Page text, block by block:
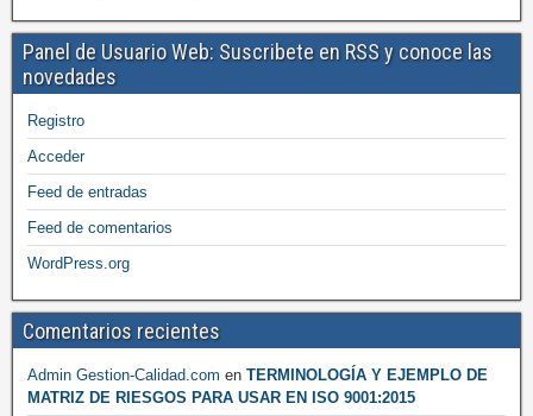
Panel de Usuario Web: Suscribete en RSS y conoce las
novedades
Registro
Acceder
Feed de entradas
Feed de comentarios
WordPress.org
Comentarios recientes
Admin Gestion-Calidad.com en TERMINOLOGÍA Y EJEMPLO DE
MATRIZ DE RIESGOS PARA USAR EN ISO 9001:2015